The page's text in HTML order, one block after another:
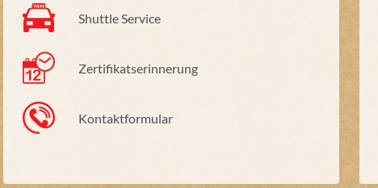
Shuttle Service
Zertifikatserinnerung
Kontaktformular